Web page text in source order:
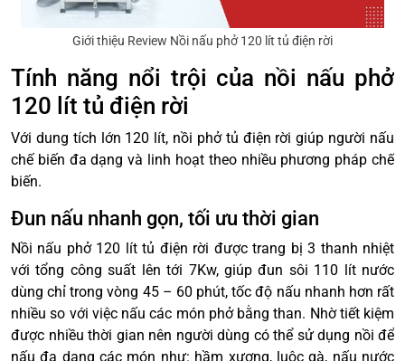
Giới thiệu Review Nồi nấu phở 120 lít tủ điện rời
Tính năng nổi trội của nồi nấu phở
120 lít tủ điện rời
Với dung tích lớn 120 lít, nồi phở tủ điện rời giúp người nấu
chế biến đa dạng và linh hoạt theo nhiều phương pháp chế
biến.
Đun nấu nhanh gọn, tối ưu thời gian
Nồi nấu phở 120 lít tủ điện rời được trang bị 3 thanh nhiệt
với tổng công suất lên tới 7Kw, giúp đun sôi 110 lít nước
dùng chỉ trong vòng 45 – 60 phút, tốc độ nấu nhanh hơn rất
nhiều so với việc nấu các món phở bằng than. Nhờ tiết kiệm
được nhiều thời gian nên người dùng có thể sử dụng nồi để
nấu đa dạng các món như: hầm xương, luộc gà, nấu nước